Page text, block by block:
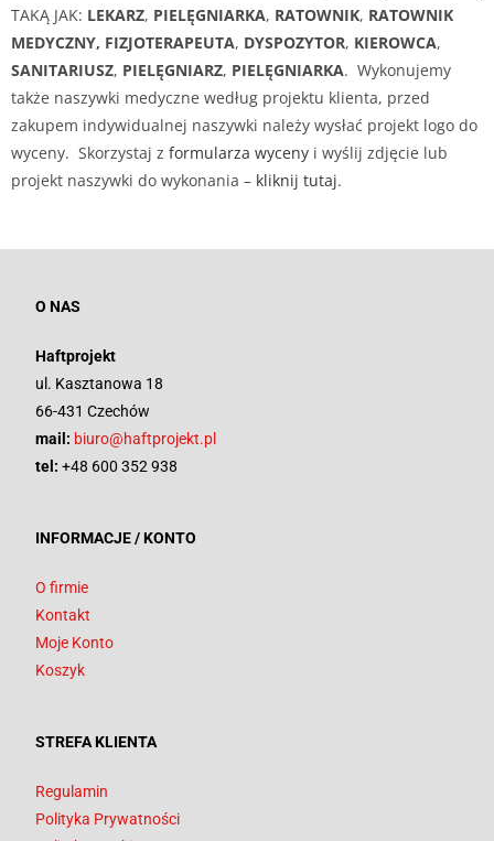
TAKĄ JAK: LEKARZ, PIELĘGNIARKA, RATOWNIK, RATOWNIK
MEDYCZNY, FIZJOTERAPEUTA, DYSPOZYTOR, KIEROWCA,
SANITARIUSZ, PIELĘGNIARZ, PIELĘGNIARKA. Wykonujemy
także naszywki medyczne według projektu klienta, przed
zakupem indywidualnej naszywki należy wysłać projekt logo do
wyceny. Skorzystaj z formularza wyceny i wyślij zdjęcie lub
projekt naszywki do wykonania – kliknij tutaj.
O NAS
Haftprojekt
ul. Kasztanowa 18
66-431 Czechów
mail: biuro@haftprojekt.pl
tel: +48 600 352 938
INFORMACJE / KONTO
O firmie
Kontakt
Moje Konto
Koszyk
STREFA KLIENTA
Regulamin
Polityka Prywatności